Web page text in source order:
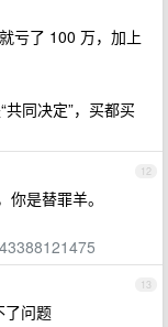
亏了 100 万，加上
同决定”，买都买
12
是替罪羊。
13
了问题